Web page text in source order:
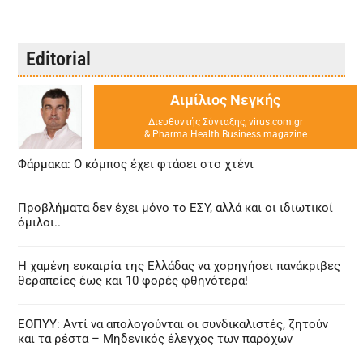
Editorial
Αιμίλιος Νεγκής
Διευθυντής Σύνταξης, virus.com.gr
& Pharma Health Business magazine
Φάρμακα: Ο κόμπος έχει φτάσει στο χτένι
Προβλήματα δεν έχει μόνο το ΕΣΥ, αλλά και οι ιδιωτικοί
όμιλοι..
Η χαμένη ευκαιρία της Ελλάδας να χορηγήσει πανάκριβες
θεραπείες έως και 10 φορές φθηνότερα!
ΕΟΠΥΥ: Αντί να απολογούνται οι συνδικαλιστές, ζητούν
και τα ρέστα – Μηδενικός έλεγχος των παρόχων